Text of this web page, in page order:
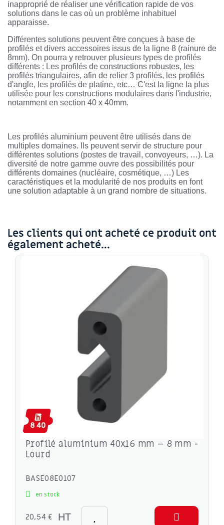
inapproprié de réaliser une vérification rapide de vos
solutions dans le cas où un problème inhabituel
apparaisse.
Différentes solutions peuvent être conçues à base de
profilés et divers accessoires issus de la ligne 8 (rainure de
8mm). On pourra y retrouver plusieurs types de profilés
différents : Les profilés de constructions robustes, les
profilés triangulaires, afin de relier 3 profilés, les profilés
d'angle, les profilés de platine, etc… C'est la ligne la plus
utilisée pour les constructions modulaires dans l'industrie,
notamment en section 40 x 40mm.
Les profilés aluminium peuvent être utilisés dans de
multiples domaines. Ils peuvent servir de structure pour
différentes solutions (postes de travail, convoyeurs, …). La
diversité de notre gamme ouvre des possibilités pour
différents domaines (nucléaire, cosmétique, …) Les
caractéristiques et la modularité de nos produits en font
une solution adaptable à un grand nombre de situations.
Les clients qui ont acheté ce produit ont
également acheté...
Profilé aluminium 40x16 mm – 8 mm -
Lourd
BASE08E0107
en stock
20,54 € HT